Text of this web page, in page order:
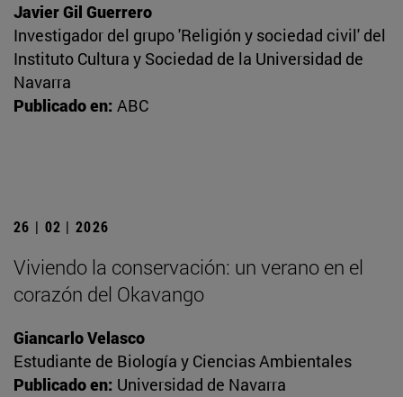
Javier Gil Guerrero
Investigador del grupo 'Religión y sociedad civil' del
Instituto Cultura y Sociedad de la Universidad de
Navarra
Publicado en: ABC
26 | 02 | 2026
Viviendo la conservación: un verano en el
corazón del Okavango
Giancarlo Velasco
Estudiante de Biología y Ciencias Ambientales
Publicado en: Universidad de Navarra